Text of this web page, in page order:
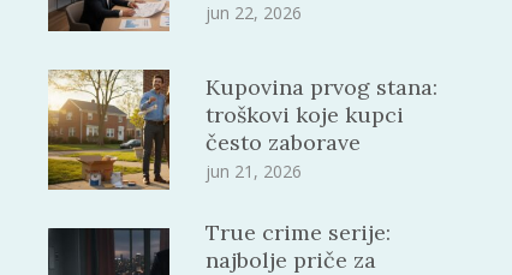
jun 22, 2026
Kupovina prvog stana:
troškovi koje kupci
često zaborave
jun 21, 2026
True crime serije:
najbolje priče za